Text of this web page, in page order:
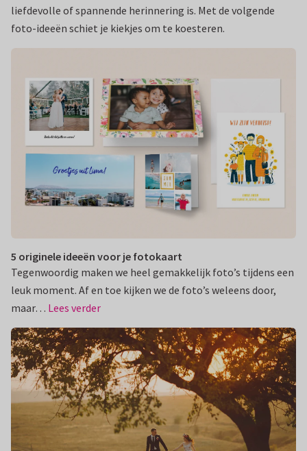
liefdevolle of spannende herinnering is. Met de volgende
foto-ideeën schiet je kiekjes om te koesteren.
5 originele ideeën voor je fotokaart
Tegenwoordig maken we heel gemakkelijk foto’s tijdens een
leuk moment. Af en toe kijken we de foto’s weleens door,
maar… Lees verder